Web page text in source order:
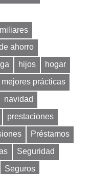
ahorro
hijos
hogar
mejores prácticas
navidad
prestaciones
Préstamos
Seguridad
Seguros